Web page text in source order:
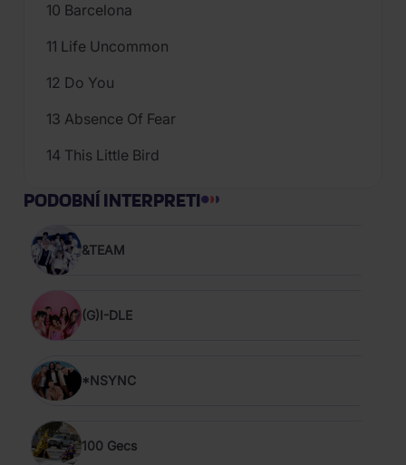
10 Barcelona
11 Life Uncommon
12 Do You
13 Absence Of Fear
14 This Little Bird
PODOBNÍ INTERPRETI
&TEAM
(G)I-DLE
*NSYNC
100 Gecs